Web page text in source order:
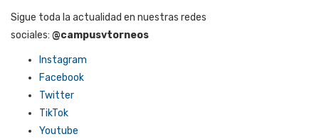
Sigue toda la actualidad en nuestras redes
sociales: @campusvtorneos
Instagram
Facebook
Twitter
TikTok
Youtube